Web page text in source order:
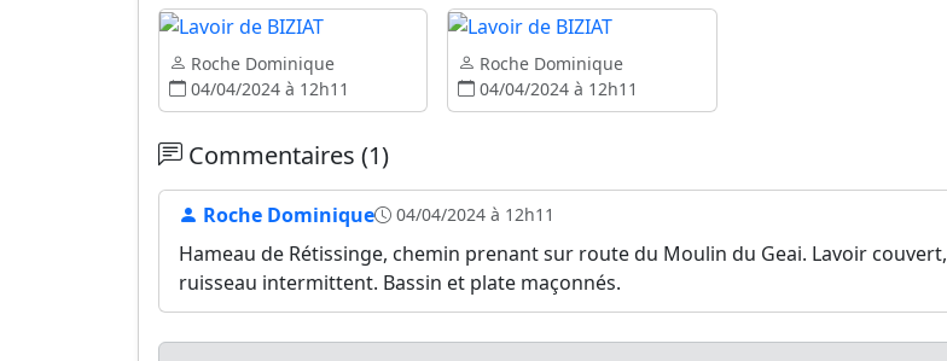
Roche Dominique
04/04/2024 à 12h11
Roche Dominique
04/04/2024 à 12h11
Commentaires (1)
Roche Dominique 04/04/2024 à 12h11
Hameau de Rétissinge, chemin prenant sur route du Moulin du Geai. Lavoir couvert,
ruisseau intermittent. Bassin et plate maçonnés.